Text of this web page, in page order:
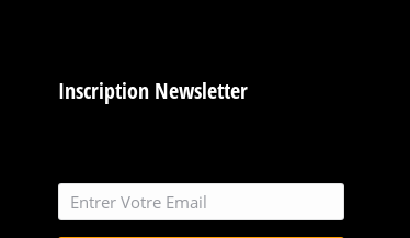
Inscription Newsletter